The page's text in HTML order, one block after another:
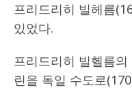
프리드리히 빌헤름
있었다.
프리드리히 빌헬름
린을 독일 수도로